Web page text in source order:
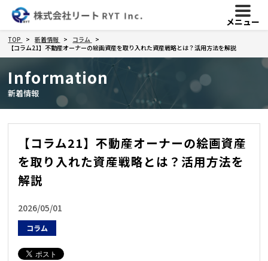
メニュー
TOP 新着情報
コラム
【コラム21】不動産オーナーの絵画資産を取り入れた資産戦略とは？活用方法を解説
Information
新着情報
【コラム21】不動産オーナーの絵画資産
を取り入れた資産戦略とは？活用方法を
解説
2026/05/01
コラム